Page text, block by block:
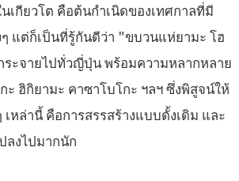
เกียวโต คือต้นกำเนิดของเทศกาลที่มี
แต่ก็เป็นที่รู้กันดีว่า "ขบวนแห่ยามะ โฮ
ระจายไปทั่วญี่ปุ่น พร้อมความหลากหลาย
ะ ฮิกิยามะ คาซาโบโกะ ฯลฯ ซึ่งพิสูจน์ให้
เหล่านี้ คือการสรรสร้างแบบดั้งเดิม และ
ลงไปมากนัก